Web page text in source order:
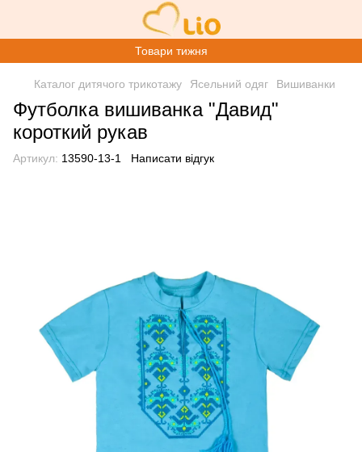
Товари тижня
Каталог дитячого трикотажу Ясельний одяг Вишиванки
Футболка вишиванка "Давид"
короткий рукав
Артикул: 13590-13-1 Написати відгук